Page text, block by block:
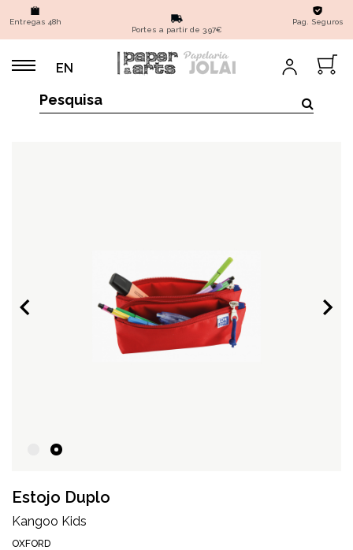
Entregas 48h
Portes a partir de 3,97€
Pag. Seguros
EN
Estojo Duplo
Kangoo Kids
OXFORD